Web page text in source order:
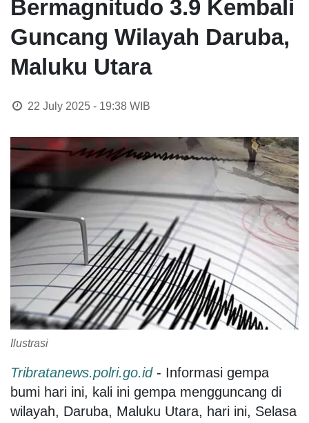
Bermagnitudo 3.9 Kembali
Guncang Wilayah Daruba,
Maluku Utara
22 July 2025 - 19:38WIB
Ilustrasi
Tribratanews.polri.go.id - Informasi gempa
bumi hari ini, kali ini gempa mengguncang di
wilayah, Daruba, Maluku Utara, hari ini, Selasa